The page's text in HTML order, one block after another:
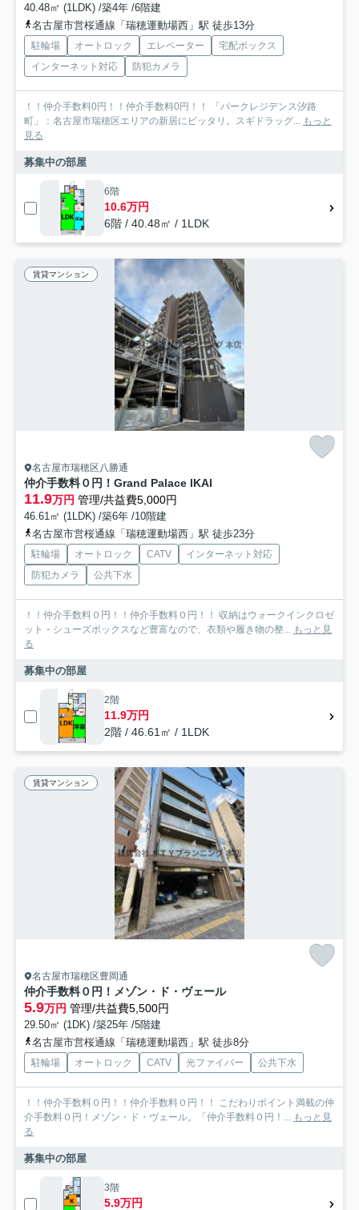
40.48㎡ (1LDK) /築4年 /6階建
名古屋市営桜通線「瑞穂運動場西」駅 徒歩13分
駐輪場 オートロック エレベーター
宅配ボックス
インターネット対応
防犯カメラ
！！仲介手数料0円！！仲介手数料0円！！ 「パークレジデンス汐路
町」：名古屋市瑞穂区エリアの新居にピッタリ。スギドラッグ... もっと
見る
募集中の部屋
6階
10.6万円
6階 / 40.48㎡ / 1LDK
賃貸マンション
名古屋市瑞穂区八勝通
仲介手数料０円！Grand Palace IKAI
11.9万円 管理/共益費5,000円
46.61㎡ (1LDK) /築6年 /10階建
名古屋市営桜通線「瑞穂運動場西」駅 徒歩23分
駐輪場 オートロック CATV
インターネット対応
防犯カメラ
公共下水
！！仲介手数料０円！！仲介手数料０円！！ 収納はウォークインクロゼ
ット・シューズボックスなど豊富なので、衣類や履き物の整... もっと見
る
募集中の部屋
2階
11.9万円
2階 / 46.61㎡ / 1LDK
賃貸マンション
名古屋市瑞穂区豊岡通
仲介手数料０円！メゾン・ド・ヴェール
5.9万円 管理/共益費5,500円
29.50㎡ (1DK) /築25年 /5階建
名古屋市営桜通線「瑞穂運動場西」駅 徒歩8分
駐輪場 オートロック CATV 光ファイバー 公共下水
！！仲介手数料０円！！仲介手数料０円！！ こだわりポイント満載の仲
介手数料０円！メゾン・ド・ヴェール。「仲介手数料０円！... もっと見
る
募集中の部屋
3階
5.9万円